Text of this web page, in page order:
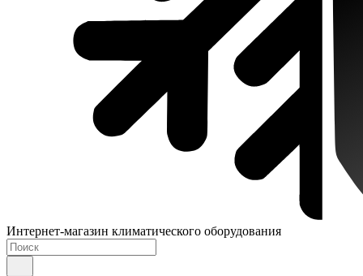
Интернет-магазин климатического оборудования